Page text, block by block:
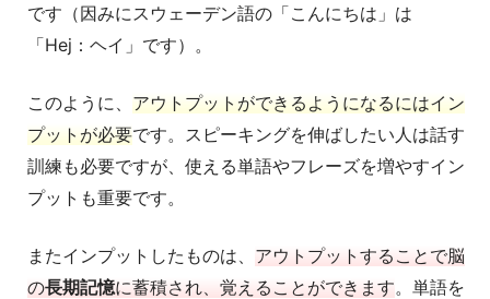
です（因みにスウェーデン語の「こんにちは」は
「Hej：ヘイ」です）。
このように、 アウトプットができるようになるにはイン
プットが必要です。スピーキングを伸ばしたい人は話す
訓練も必要ですが、使える単語やフレーズを増やすイン
プットも重要です。
またインプットしたものは、 アウトプットすることで脳
の長期記憶に蓄積され、覚えることができます。単語を